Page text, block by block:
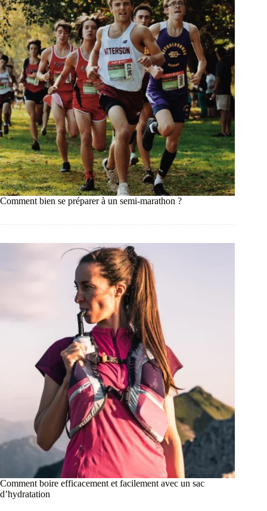
Comment bien se préparer à un semi-marathon ?
Comment boire efficacement et facilement avec un sac
d’hydratation